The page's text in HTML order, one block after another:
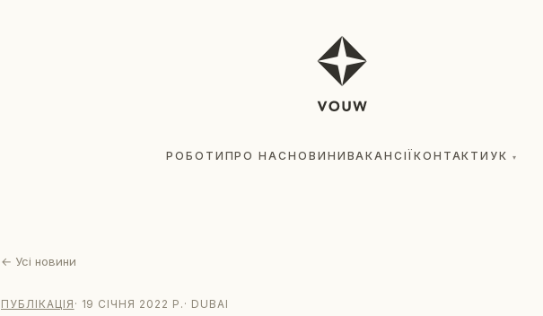
РОБОТИ ПРО НАС НОВИНИ ВАКАНСІЇ КОНТАКТИ УК ▾
← Усі новини
ПУБЛІКАЦІЯ · 19 СІЧНЯ 2022 Р. · DUBAI